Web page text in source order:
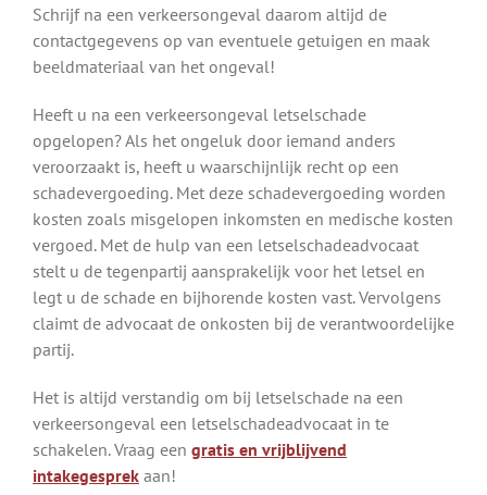
Schrijf na een verkeersongeval daarom altijd de
contactgegevens op van eventuele getuigen en maak
beeldmateriaal van het ongeval!
Heeft u na een verkeersongeval letselschade
opgelopen? Als het ongeluk door iemand anders
veroorzaakt is, heeft u waarschijnlijk recht op een
schadevergoeding. Met deze schadevergoeding worden
kosten zoals misgelopen inkomsten en medische kosten
vergoed. Met de hulp van een letselschadeadvocaat
stelt u de tegenpartij aansprakelijk voor het letsel en
legt u de schade en bijhorende kosten vast. Vervolgens
claimt de advocaat de onkosten bij de verantwoordelijke
partij.
Het is altijd verstandig om bij letselschade na een
verkeersongeval een letselschadeadvocaat in te
schakelen. Vraag een gratis en vrijblijvend
intakegesprek aan!